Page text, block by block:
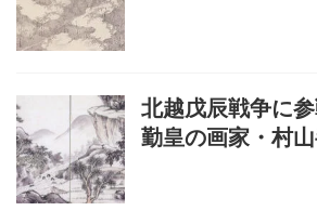
北越戊辰戦争に
勤皇の画家・村